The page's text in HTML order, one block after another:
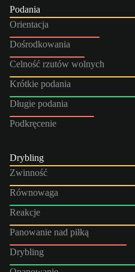
Podania
Orientacja
Dośrodkowania
Celność rzutów wolnych
Krótkie podania
Długie podania
Podkręcenie
Drybling
Zwinność
Równowaga
Reakcje
Panowanie nad piłką
Drybling